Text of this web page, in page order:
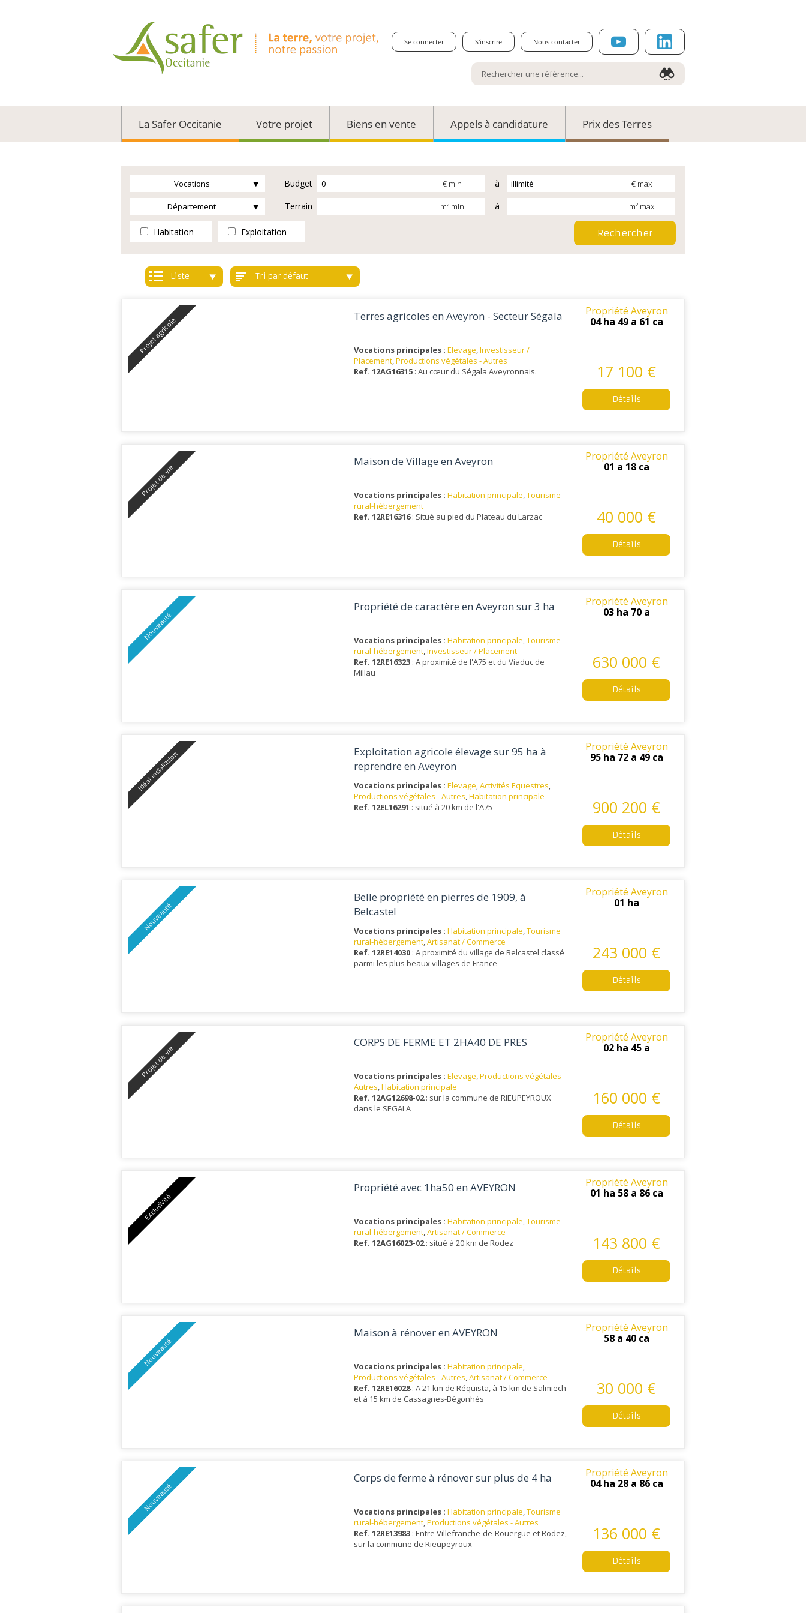
Se connecter S'inscrire Nous contacter
La Safer Occitanie Votre projet Biens en vente Appels à candidature Prix des Terres
Vocations
Département
Budget € min à € max
Terrain m² min à m² max
Habitation Exploitation
liste tri par défaut
Projet agricole Terres agricoles en Aveyron - Secteur Ségala
Vocations principales : Elevage,Investisseur /
Placement,Productions végétales - Autres
Ref. 12AG16315 : Au cœur du Ségala Aveyronnais.
Propriété Aveyron
04 ha 49 a 61 ca
17 100 €
Détails
Projet de vie
Maison de Village en Aveyron
Vocations principales : Habitation principale,Tourisme
rural-hébergement
Ref. 12RE16316: Situé au pied du Plateau du Larzac
Propriété Aveyron
01 a 18 ca
40 000 €
Détails
Nouveauté
Propriété de caractère en Aveyron sur 3 ha
Vocations principales : Habitation principale,Tourisme
rural-hébergement,Investisseur / Placement
Ref. 12RE16323 : A proximité de l'A75 et du Viaduc de
Millau
Propriété Aveyron
03 ha 70 a
630 000 €
Détails
Idéal installation
Exploitation agricole élevage sur 95 ha à
reprendre en Aveyron
Vocations principales : Elevage,Activités Equestres,
Productions végétales - Autres,Habitation principale
Ref. 12EL16291 : situé à 20 km de l'A75
Propriété Aveyron
95 ha 72 a 49 ca
900 200 €
Détails
Nouveauté
Belle propriété en pierres de 1909, à
Belcastel
Vocations principales : Habitation principale,Tourisme
rural-hébergement,Artisanat / Commerce
Ref. 12RE14030 : A proximité du village de Belcastel classé
parmi les plus beaux villages de France
Propriété Aveyron
01 ha
243 000 €
Détails
Projet de vie
CORPS DE FERME ET 2HA40 DE PRES
Vocations principales : Elevage,Productions végétales -
Autres,Habitation principale
Ref. 12AG12698-02: sur la commune de RIEUPEYROUX
dans le SEGALA
Propriété Aveyron
02 ha 45 a
160 000 €
Détails
Exclusivité
Propriété avec 1ha50 en AVEYRON
Vocations principales : Habitation principale,Tourisme
rural-hébergement,Artisanat / Commerce
Ref. 12AG16023-02: situé à 20 km de Rodez
Propriété Aveyron
01 ha 58 a 86 ca
143 800 €
Détails
Nouveauté
Maison à rénover en AVEYRON
Vocations principales : Habitation principale,
Productions végétales - Autres,Artisanat / Commerce
Ref. 12RE16028: A 21 km de Réquista, à 15 km de Salmiech
et à 15 km de Cassagnes-Bégonhès
Propriété Aveyron
58 a 40 ca
30 000 €
Détails
Nouveauté
Corps de ferme à rénover sur plus de 4 ha
Vocations principales : Habitation principale,Tourisme
rural-hébergement,Productions végétales - Autres
Ref. 12RE13983 : Entre Villefranche-de-Rouergue et Rodez,
sur la commune de Rieupeyroux
Propriété Aveyron
04 ha 28 a 86 ca
136 000 €
Détails